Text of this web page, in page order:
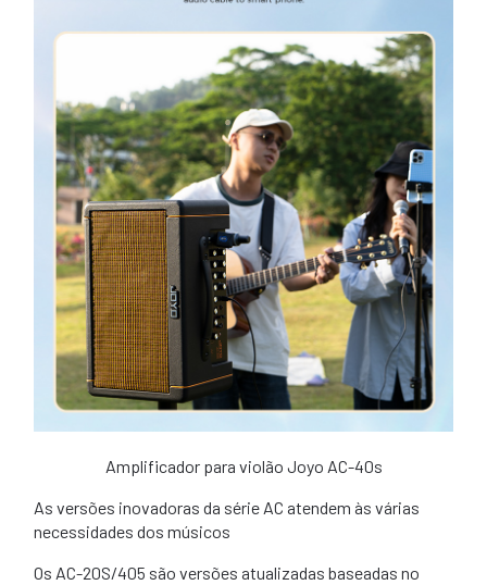
Amplificador para violão Joyo AC-40s
As versões inovadoras da série AC atendem às várias
necessidades dos músicos
Os AC-20S/405 são versões atualizadas baseadas no